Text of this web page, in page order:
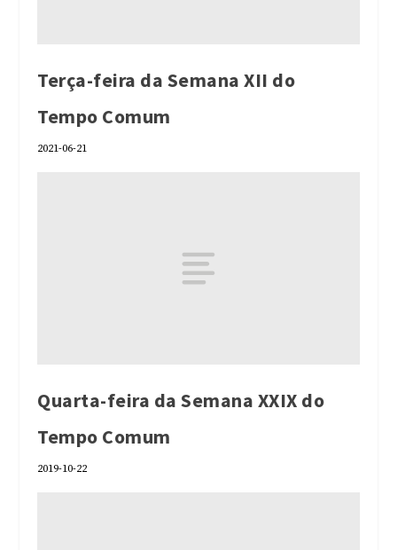
Terça-feira da Semana XII do
Tempo Comum
2021-06-21
Quarta-feira da Semana XXIX do
Tempo Comum
2019-10-22